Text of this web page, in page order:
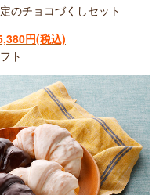
のチョコづくしセット
円(税込)
ト